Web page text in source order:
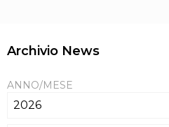
Archivio News
ANNO/MESE
2026